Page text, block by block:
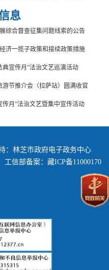
息
综合督查征集问题线索的公告
济一揽子政策和接续政策措施
宣传月”法治文艺巡演活动
节推介会（拉萨站）圆满收官
传月”法治文艺暨集中宣传活动
林芝市政府电子政务中心
工信部备案： 藏ICP备11000170